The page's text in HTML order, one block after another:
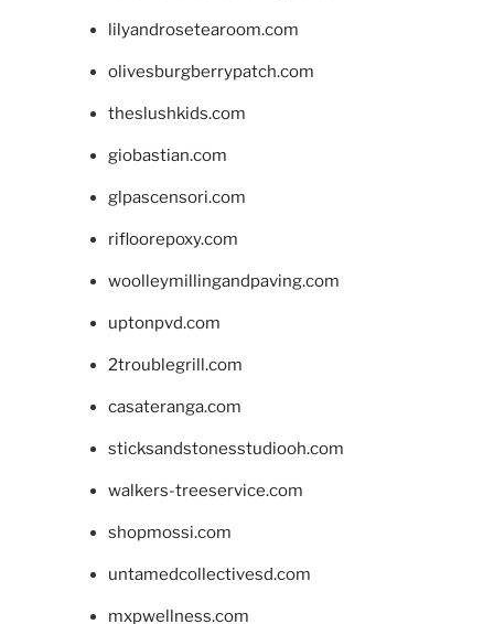
lilyandrosetearoom.com
olivesburgberrypatch.com
theslushkids.com
giobastian.com
glpascensori.com
rifloorepoxy.com
woolleymillingandpaving.com
uptonpvd.com
2troublegrill.com
casateranga.com
sticksandstonesstudiooh.com
walkers-treeservice.com
shopmossi.com
untamedcollectivesd.com
mxpwellness.com